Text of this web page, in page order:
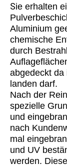
Sie erhalten
Aluminium
chemische
durch
abgedeckt da
landen darf.
Nach der
spezielle
und
nach
mal
und UV
werden.